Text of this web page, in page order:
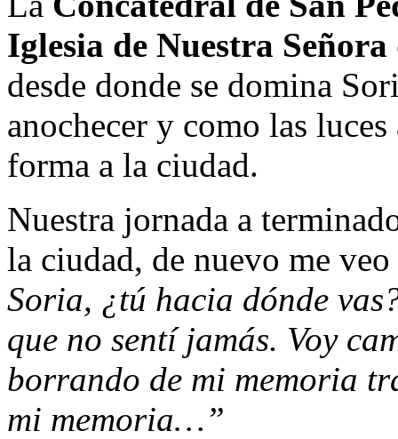
Iglesia de Nuestra
desde donde se domina
anochecer y como las
forma a la ciudad.
Nuestra jornada a
la ciudad, de nuevo me
Soria, ¿tú hacia dónde
que no sentí jamás. Voy
borrando de mi memoria
mi memoria…”